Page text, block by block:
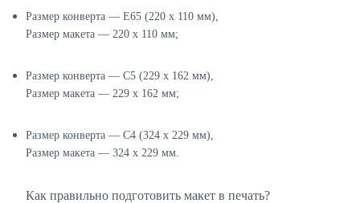
Размер конверта — E65 (220 х 110 мм),
Размер макета — 220 х 110 мм;
Размер конверта — C5 (229 х 162 мм),
Размер макета — 229 х 162 мм;
Размер конверта — C4 (324 х 229 мм),
Размер макета — 324 х 229 мм.
Как правильно подготовить макет в печать?